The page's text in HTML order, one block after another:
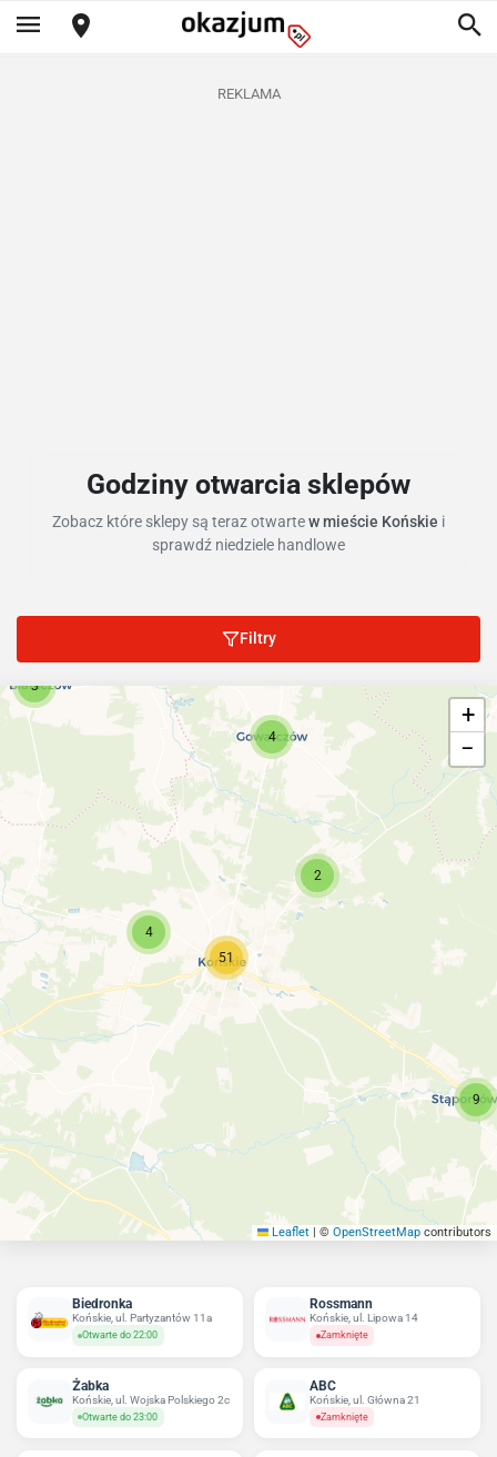
REKLAMA
Godziny otwarcia sklepów
Zobacz które sklepy są teraz otwartew mieście Końskie i
sprawdź niedziele handlowe
Filtry
51
4
2
4
9
3
+
−
Leaflet | © OpenStreetMap contributors
Biedronka
Końskie, ul. Partyzantów 11a
Otwarte do 22:00
Rossmann
Końskie, ul. Lipowa 14
Zamknięte
Żabka
Końskie, ul. Wojska Polskiego 2c
Otwarte do 23:00
ABC
Końskie, ul. Główna 21
Zamknięte